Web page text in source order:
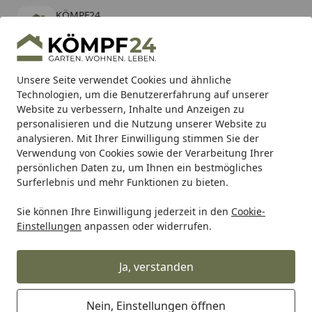
Unsere Seite verwendet Cookies und ähnliche
Technologien, um die Benutzererfahrung auf unserer
Website zu verbessern, Inhalte und Anzeigen zu
personalisieren und die Nutzung unserer Website zu
analysieren. Mit Ihrer Einwilligung stimmen Sie der
Verwendung von Cookies sowie der Verarbeitung Ihrer
persönlichen Daten zu, um Ihnen ein bestmögliches
Surferlebnis und mehr Funktionen zu bieten.
Sie können Ihre Einwilligung jederzeit in den Cookie-
Einstellungen anpassen oder widerrufen.
Ja, verstanden
Nein, Einstellungen öffnen
KÖMPF24
kostenlos - Im App Store
Hotline
Alle Produkte
Mein Konto
Suchen
Karibu Pools inkl. gratis Sandfilteranlage & Pool-
Starterset (Gesamtwert bis 468,99€)
Startseite
Zaun Sichtschutzzaun BPC & WPC Sichtschutz Zäune
Traumgarten JUMBO WPC Einzeltor